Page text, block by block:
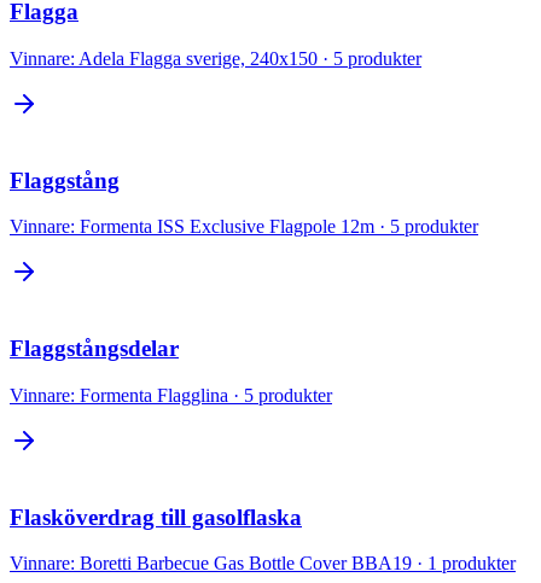
Flagga
Vinnare: Adela Flagga sverige, 240x150 · 5 produkter
Flaggstång
Vinnare: Formenta ISS Exclusive Flagpole 12m · 5 produkter
Flaggstångsdelar
Vinnare: Formenta Flagglina · 5 produkter
Flasköverdrag till gasolflaska
Vinnare: Boretti Barbecue Gas Bottle Cover BBA19 · 1 produkter